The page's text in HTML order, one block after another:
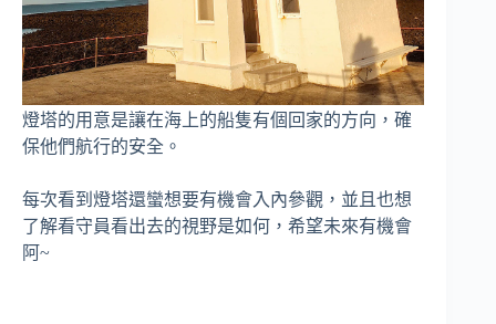
燈塔的用意是讓在海上的船隻有個回家的方向，確
保他們航行的安全。
每次看到燈塔還蠻想要有機會入內參觀，並且也想
了解看守員看出去的視野是如何，希望未來有機會
阿~